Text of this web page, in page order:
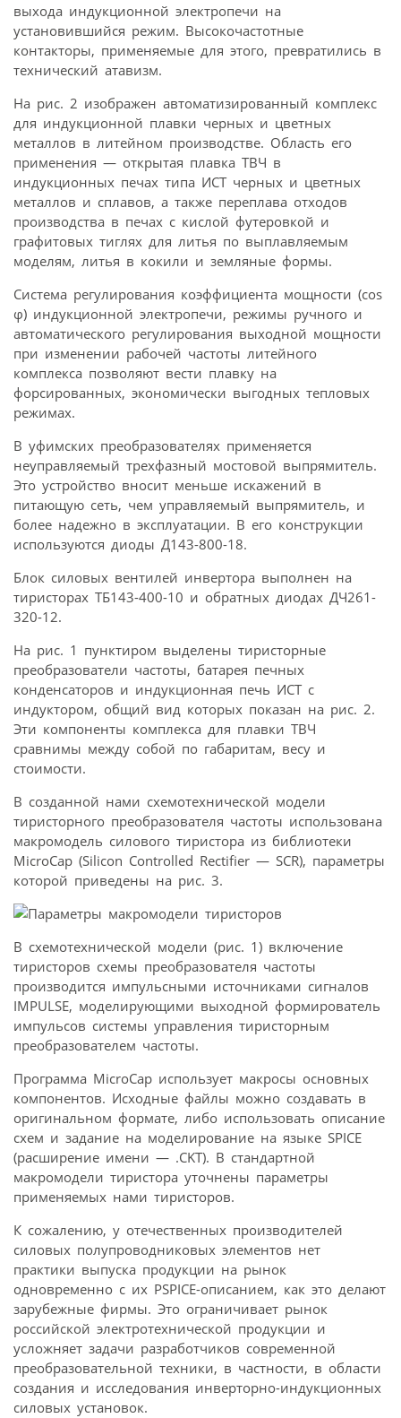
выхода индукционной электропечи на
установившийся режим. Высокочастотные
контакторы, применяемые для этого, превратились в
технический атавизм.
На рис. 2 изображен автоматизированный комплекс
для индукционной плавки черных и цветных
металлов в литейном производстве. Область его
применения — открытая плавка ТВЧ в
индукционных печах типа ИСТ черных и цветных
металлов и сплавов, а также переплава отходов
производства в печах с кислой футеровкой и
графитовых тиглях для литья по выплавляемым
моделям, литья в кокили и земляные формы.
Система регулирования коэффициента мощности (cos
φ) индукционной электропечи, режимы ручного и
автоматического регулирования выходной мощности
при изменении рабочей частоты литейного
комплекса позволяют вести плавку на
форсированных, экономически выгодных тепловых
режимах.
В уфимских преобразователях применяется
неуправляемый трехфазный мостовой выпрямитель.
Это устройство вносит меньше искажений в
питающую сеть, чем управляемый выпрямитель, и
более надежно в эксплуатации. В его конструкции
используются диоды Д143-800-18.
Блок силовых вентилей инвертора выполнен на
тиристорах ТБ143-400-10 и обратных диодах ДЧ261-
320-12.
На рис. 1 пунктиром выделены тиристорные
преобразователи частоты, батарея печных
конденсаторов и индукционная печь ИСТ с
индуктором, общий вид которых показан на рис. 2.
Эти компоненты комплекса для плавки ТВЧ
сравнимы между собой по габаритам, весу и
стоимости.
В созданной нами схемотехнической модели
тиристорного преобразователя частоты использована
макромодель силового тиристора из библиотеки
MicroCap (Silicon Controlled Rectifier — SCR), параметры
которой приведены на рис. 3.
В схемотехнической модели (рис. 1) включение
тиристоров схемы преобразователя частоты
производится импульсными источниками сигналов
IMPULSE, моделирующими выходной формирователь
импульсов системы управления тиристорным
преобразователем частоты.
Программа MicroCap использует макросы основных
компонентов. Исходные файлы можно создавать в
оригинальном формате, либо использовать описание
схем и задание на моделирование на языке SPICE
(расширение имени — .CKT). В стандартной
макромодели тиристора уточнены параметры
применяемых нами тиристоров.
К сожалению, у отечественных производителей
силовых полупроводниковых элементов нет
практики выпуска продукции на рынок
одновременно с их PSPICE-описанием, как это делают
зарубежные фирмы. Это ограничивает рынок
российской электротехнической продукции и
усложняет задачи разработчиков современной
преобразовательной техники, в частности, в области
создания и исследования инверторно-индукционных
силовых установок.